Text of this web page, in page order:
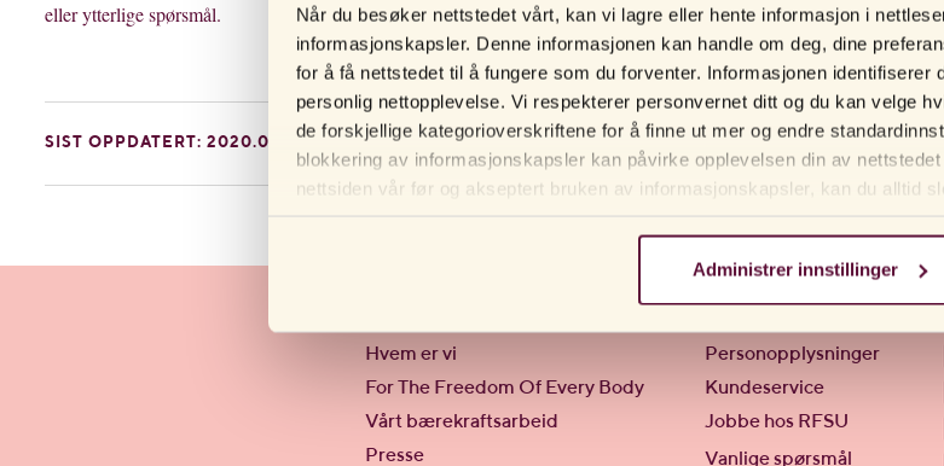
Når du besøker nettstedet vårt, kan vi lagre eller hente informasjon i
informasjonskapsler. Denne informasjonen kan handle om deg, dine
for å få nettstedet til å fungere som du forventer. Informasjonen identifiserer
personlig nettopplevelse. Vi respekterer personvernet ditt og du kan velge
de forskjellige kategorioverskriftene for å finne ut mer og endre
blokkering av informasjonskapsler kan påvirke opplevelsen din av
nettsiden vår før og akseptert bruken av informasjonskapsler, kan du alltid
Administrer innstillinger
eller ytterlige spørsmål.
SIST OPPDATERT: 2020.01.28
Hvem er vi
For The Freedom Of Every Body
Vårt bærekraftsarbeid
Presse
Personopplysninger
Kundeservice
Jobbe hos RFSU
Vanlige spørsmål